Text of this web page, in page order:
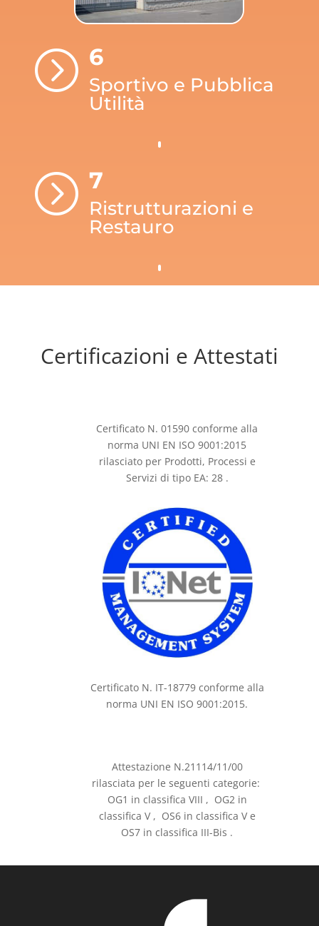
= 6
Sportivo e Pubblica
Utilità
= 7
Ristrutturazioni e
Restauro
Certificazioni e Attestati
Certificato N. 01590 conforme alla
norma UNI EN ISO 9001:2015
rilasciato per Prodotti, Processi e
Servizi di tipo EA: 28 .
Certificato N. IT-18779 conforme alla
norma UNI EN ISO 9001:2015.
Attestazione N.21114/11/00
rilasciata per le seguenti categorie:
OG1 in classifica VIII , OG2 in
classifica V , OS6 in classifica V e
OS7 in classifica III-Bis .